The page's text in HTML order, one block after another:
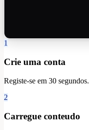
1
Crie uma conta
Registe-se em 30 segundos.
2
Carregue conteudo